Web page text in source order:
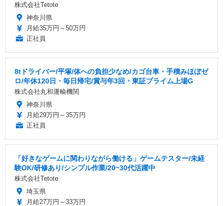
株式会社Tetote
神奈川県
月給35万円～50万円
正社員
8tドライバー/平塚/体への負担少なめ/カゴ台車・手積みほぼゼ
ロ/年休120日・毎日帰宅/賞与年3回・東証プライム上場G
株式会社丸和運輸機関
神奈川県
月給29万円～35万円
正社員
「好きなゲームに関わりながら働ける」ゲームテスター/未経
験OK/研修あり/シンプル作業/20~30代活躍中
株式会社Tetote
埼玉県
月給27万円～33万円